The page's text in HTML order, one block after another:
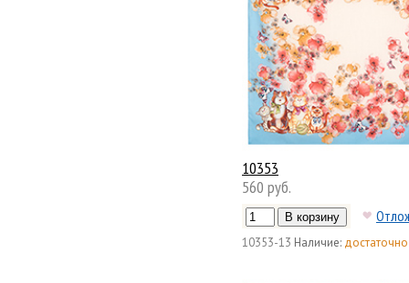
10353
560 руб.
10353-13 Наличие: достаточно